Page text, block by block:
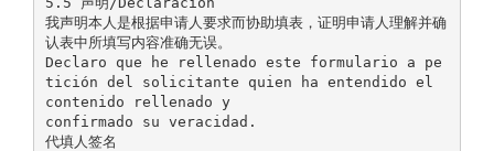
我声明本人是根据申请人要求而协助填表，证明申请人理解并确
认表中所填写内容准确无误。
Declaro que he rellenado este formulario a pe
tición del solicitante quien ha entendido el
contenido rellenado y
confirmado su veracidad.
代填人签名